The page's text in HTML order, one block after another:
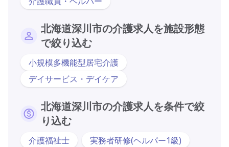
北海道深川市の介護求人を施設形態
で絞り込む
小規模多機能型居宅介護
デイサービス・デイケア
北海道深川市の介護求人を条件で絞
り込む
介護福祉士
実務者研修(ヘルパー1級)